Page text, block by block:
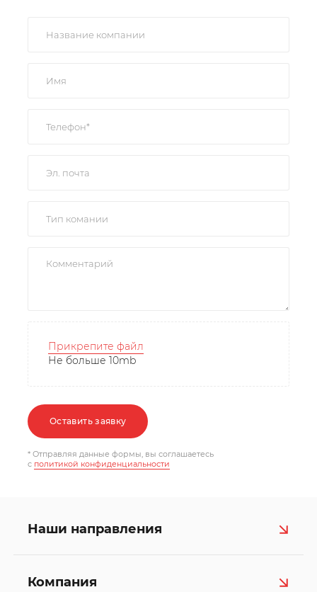
Прикрепите файл
Не больше 10mb
Оставить заявку
* Отправляя данные формы, вы соглашаетесь
c политикой конфиденциальности
Наши направления
Компания